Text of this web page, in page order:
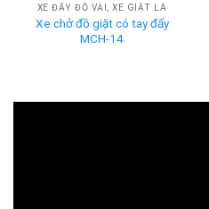
XE ĐẨY ĐỒ VẢI, XE GIẶT LÀ
Xe chở đồ giặt có tay đẩy
MCH-14